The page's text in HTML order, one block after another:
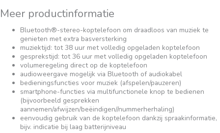
Meer productinformatie
Bluetooth®-stereo-koptelefoon om draadloos van muziek te
genieten met extra basversterking
muziektijd: tot 38 uur met volledig opgeladen koptelefoon
gesprekstijd: tot 36 uur met volledig opgeladen koptelefoon
volumeregeling direct op de koptelefoon
audioweergave mogelijk via Bluetooth of audiokabel
bedieningsfuncties voor muziek (afspelen/pauzeren)
smartphone-functies via multifunctionele knop te bedienen
(bijvoorbeeld gesprekken
aannemen/afwijzen/beëindigen//nummerherhaling)
eenvoudig gebruik van de koptelefoon dankzij spraakinformatie,
bijv. indicatie bij laag batterijniveau